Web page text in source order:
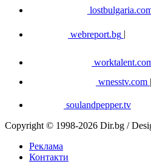
webreport.bg
wnesstv.com |
soulandpepper.tv
Copyright © 1998-2026 Dir.bg /
Реклама
Контакти